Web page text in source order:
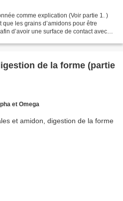
comme explication (Voir partie 1. )
que les grains d’amidons pour être
d’avoir une surface de contact avec
de la forme (partie
et Omega